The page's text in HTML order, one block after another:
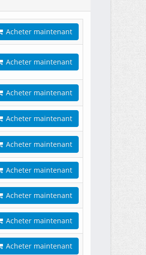
Acheter maintenant
Acheter maintenant
Acheter maintenant
Acheter maintenant
Acheter maintenant
Acheter maintenant
Acheter maintenant
Acheter maintenant
Acheter maintenant